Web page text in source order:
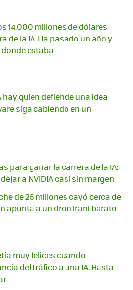
14.000 millones de dólares
de la IA. Ha pasado un año y
estaba
hay quien defiende una idea
siga cabiendo en un
para ganar la carrera de la IA:
a NVIDIA casi sin margen
de 25 millones cayó cerca de
apunta a un dron iraní barato
muy felices cuando
del tráfico a una IA. Hasta